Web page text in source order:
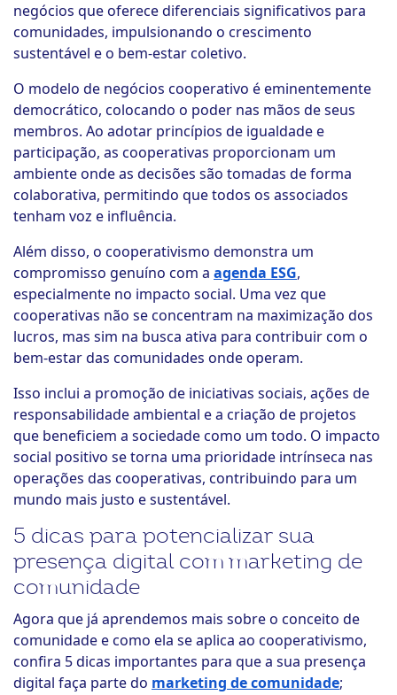
negócios que oferece diferenciais significativos para
comunidades, impulsionando o crescimento
sustentável e o bem-estar coletivo.
O modelo de negócios cooperativo é eminentemente
democrático, colocando o poder nas mãos de seus
membros. Ao adotar princípios de igualdade e
participação, as cooperativas proporcionam um
ambiente onde as decisões são tomadas de forma
colaborativa, permitindo que todos os associados
tenham voz e influência.
Além disso, o cooperativismo demonstra um
compromisso genuíno com a agenda ESG,
especialmente no impacto social. Uma vez que
cooperativas não se concentram na maximização dos
lucros, mas sim na busca ativa para contribuir com o
bem-estar das comunidades onde operam.
Isso inclui a promoção de iniciativas sociais, ações de
responsabilidade ambiental e a criação de projetos
que beneficiem a sociedade como um todo. O impacto
social positivo se torna uma prioridade intrínseca nas
operações das cooperativas, contribuindo para um
mundo mais justo e sustentável.
5 dicas para potencializar sua
presença digital com marketing de
comunidade
Agora que já aprendemos mais sobre o conceito de
comunidade e como ela se aplica ao cooperativismo,
confira 5 dicas importantes para que a sua presença
digital faça parte do marketing de comunidade;